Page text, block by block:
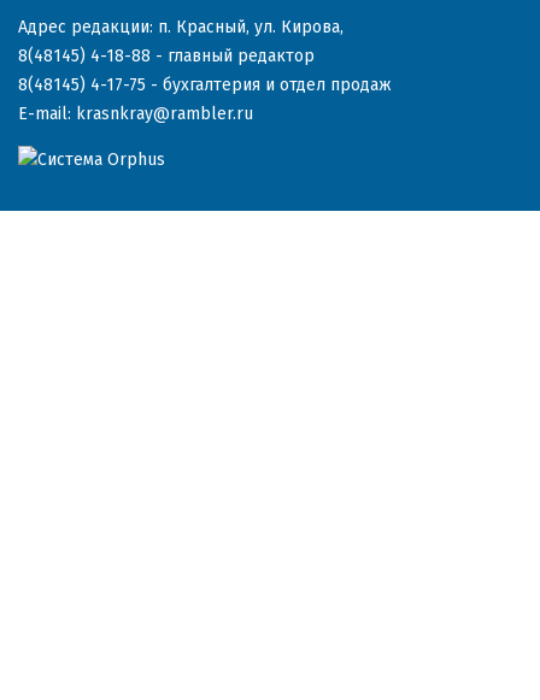
Адрес редакции: п. Красный, ул. Кирова,
8(48145) 4-18-88 - главный редактор
8(48145) 4-17-75 - бухгалтерия и отдел продаж
E-mail: krasnkray@rambler.ru